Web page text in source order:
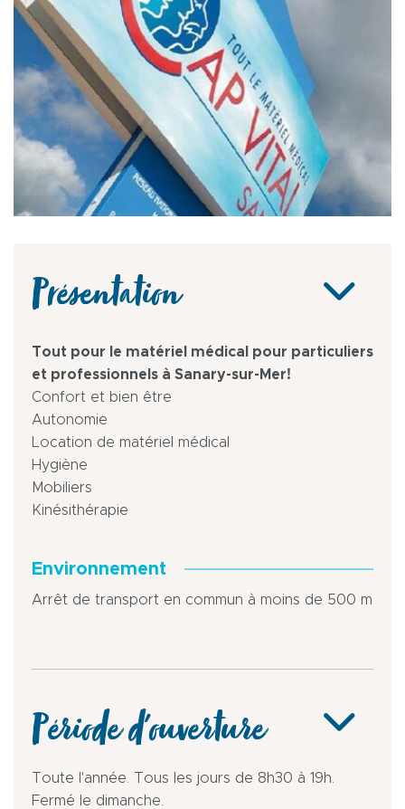
Présentation
Tout pour le matériel médical pour particuliers
et professionnels à Sanary-sur-Mer!
Confort et bien être
Autonomie
Location de matériel médical
Hygiène
Mobiliers
Kinésithérapie
Environnement
Arrêt de transport en commun à moins de 500 m
Période d'ouverture
Toute l'année. Tous les jours de 8h30 à 19h.
Fermé le dimanche.